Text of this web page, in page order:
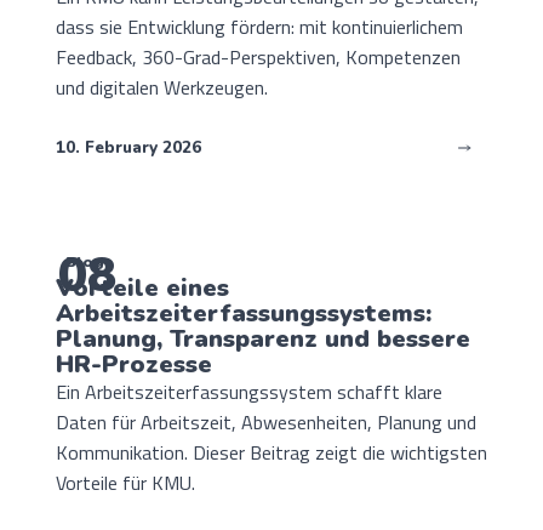
dass sie Entwicklung fördern: mit kontinuierlichem
Feedback, 360-Grad-Perspektiven, Kompetenzen
und digitalen Werkzeugen.
10. February 2026
08
Blog
Vorteile eines
Arbeitszeiterfassungssystems:
Planung, Transparenz und bessere
HR-Prozesse
Ein Arbeitszeiterfassungssystem schafft klare
Daten für Arbeitszeit, Abwesenheiten, Planung und
Kommunikation. Dieser Beitrag zeigt die wichtigsten
Vorteile für KMU.